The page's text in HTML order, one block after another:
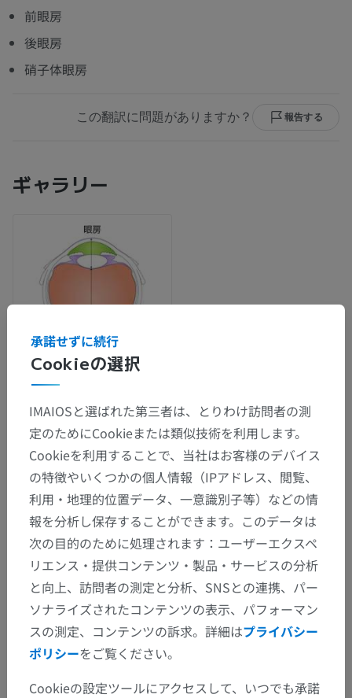
前眼房
後眼房
硝子体眼房
この翻訳に問題がありますか？ 報告する
ギャラリー
解剖学的階層
人体解剖学1
系統解剖> 感覚器 > 眼および関係構造> 眼球>
眼房
下位構造：
前眼房
後眼房
硝子体眼房
Cookieの選択
承諾せずに続行
IMAIOSと選ばれた第三者は、とりわけ訪問者の測
定のためにCookieまたは類似技術を利用します。
Cookieを利用することで、当社はお客様のデバイス
の特徴やいくつかの個人情報（IPアドレス、閲覧、
利用・地理的位置データ、一意識別子等）などの情
報を分析し保存することができます。このデータは
次の目的のために処理されます：ユーザーエクスペ
リエンス・提供コンテンツ・製品・サービスの分析
と向上、訪問者の測定と分析、SNSとの連携、パー
ソナライズされたコンテンツの表示、パフォーマン
スの測定、コンテンツの訴求。詳細はプライバシー
ポリシーをご覧ください。
Cookieの設定ツールにアクセスして、いつでも承諾